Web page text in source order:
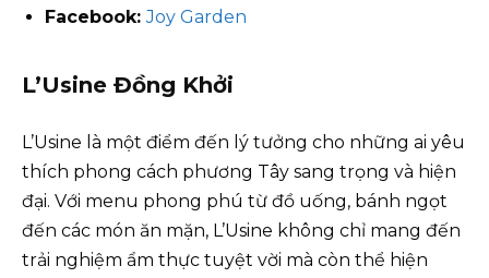
Facebook:Joy Garden
L’Usine Đồng Khởi
L’Usine là một điểm đến lý tưởng cho những ai yêu
thích phong cách phương Tây sang trọng và hiện
đại. Với menu phong phú từ đồ uống, bánh ngọt
đến các món ăn mặn, L’Usine không chỉ mang đến
trải nghiệm ẩm thực tuyệt vời mà còn thể hiện